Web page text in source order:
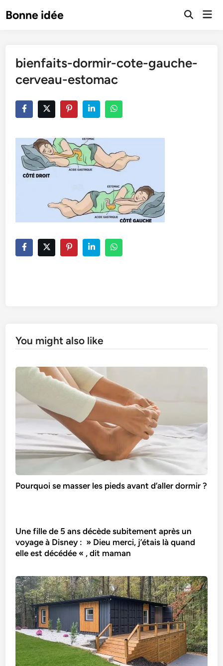
toBonne idée
Open
bienfaits-dormir-cote-gauche-
cerveau-estomac
You might also like
Pourquoi se masser les pieds avant d’aller dormir ?
Une fille de 5 ans décède subitement après un
voyage à Disney : » Dieu merci, j’étais là quand
elle est décédée « , dit maman